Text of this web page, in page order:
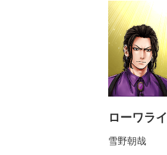
ローワライ
雪野朝哉